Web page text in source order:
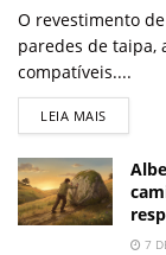
O revestimento
paredes de taipa,
compatíveis....
LEIA MAIS
7